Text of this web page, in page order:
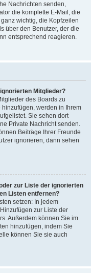
Nachrichten senden,
die komplette E-Mail, die
wichtig, die Kopfzeilen
über den Benutzer, der die
entsprechend reagieren.
Mitglieder?
des Boards zu
werden in Ihrem
Sie sehen dort
Private Nachricht senden.
Beiträge Ihrer Freunde
ignorieren, dann sehen
zur Liste der ignorierten
Listen entfernen?
setzen: In jedem
zur Liste der
Außerdem können Sie im
hinzufügen, indem Sie
können Sie sie auch